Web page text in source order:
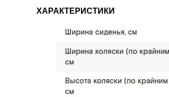
ХАРАКТЕРИСТИКИ